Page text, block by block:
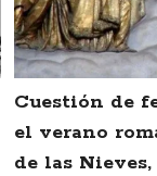
Cuestión de
el verano
de las